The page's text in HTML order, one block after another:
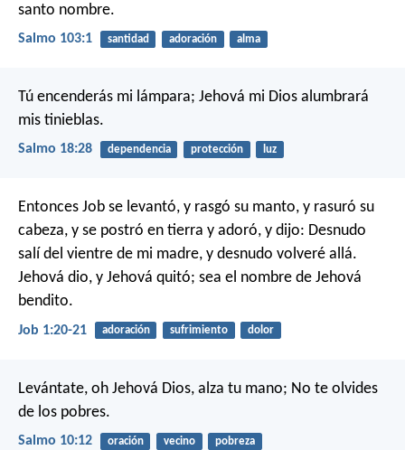
santo nombre.
Salmo 103:1 santidad adoración alma
Tú encenderás mi lámpara; Jehová mi Dios alumbrará
mis tinieblas.
Salmo 18:28 dependencia protección luz
Entonces Job se levantó, y rasgó su manto, y rasuró su
cabeza, y se postró en tierra y adoró, y dijo: Desnudo
salí del vientre de mi madre, y desnudo volveré allá.
Jehová dio, y Jehová quitó; sea el nombre de Jehová
bendito.
Job 1:20-21 adoración sufrimiento dolor
Levántate, oh Jehová Dios, alza tu mano; No te olvides
de los pobres.
Salmo 10:12 oración vecino pobreza